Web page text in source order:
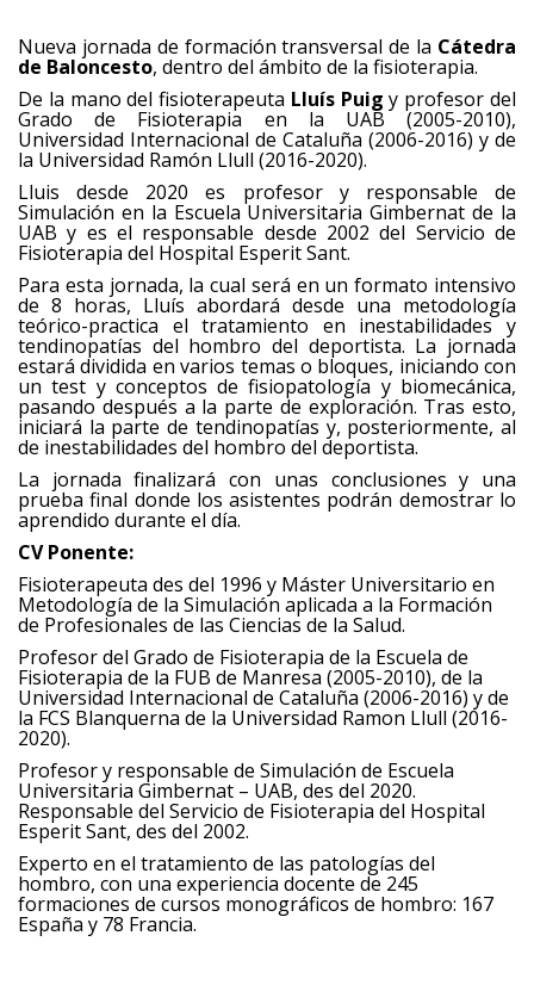
Nueva jornada de formación transversal de la Cátedra
de Baloncesto, dentro del ámbito de la fisioterapia.
De la mano del fisioterapeuta Lluís Puig y profesor del
Grado de Fisioterapia en la UAB (2005-2010),
Universidad Internacional de Cataluña (2006-2016) y de
la Universidad Ramón Llull (2016-2020).
Lluis desde 2020 es profesor y responsable de
Simulación en la Escuela Universitaria Gimbernat de la
UAB y es el responsable desde 2002 del Servicio de
Fisioterapia del Hospital Esperit Sant.
Para esta jornada, la cual será en un formato intensivo
de 8 horas, Lluís abordará desde una metodología
teórico-practica el tratamiento en inestabilidades y
tendinopatías del hombro del deportista. La jornada
estará dividida en varios temas o bloques, iniciando con
un test y conceptos de fisiopatología y biomecánica,
pasando después a la parte de exploración. Tras esto,
iniciará la parte de tendinopatías y, posteriormente, al
de inestabilidades del hombro del deportista.
La jornada finalizará con unas conclusiones y una
prueba final donde los asistentes podrán demostrar lo
aprendido durante el día.
CV Ponente:
Fisioterapeuta des del 1996 y Máster Universitario en
Metodología de la Simulación aplicada a la Formación
de Profesionales de las Ciencias de la Salud.
Profesor del Grado de Fisioterapia de la Escuela de
Fisioterapia de la FUB de Manresa (2005-2010), de la
Universidad Internacional de Cataluña (2006-2016) y de
la FCS Blanquerna de la Universidad Ramon Llull (2016-
2020).
Profesor y responsable de Simulación de Escuela
Universitaria Gimbernat – UAB, des del 2020.
Responsable del Servicio de Fisioterapia del Hospital
Esperit Sant, des del 2002.
Experto en el tratamiento de las patologías del
hombro, con una experiencia docente de 245
formaciones de cursos monográficos de hombro: 167
España y 78 Francia.